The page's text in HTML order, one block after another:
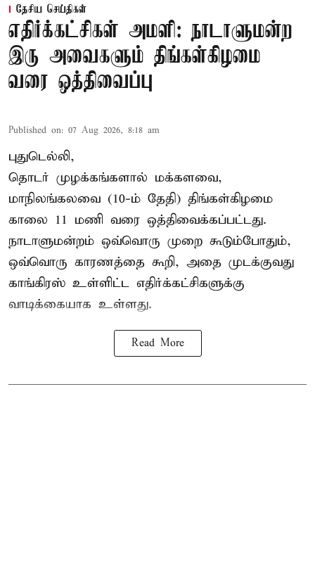
தேசிய செய்திகள்
எதிர்க்கட்சிகள் அமளி: நாடாளுமன்ற
இரு அவைகளும் திங்கள்கிழமை
வரை ஒத்திவைப்பு
Published on: 07 Aug 2026, 8:18 am
புதுடெல்லி,
தொடர் முழக்கங்களால் மக்களவை,
மாநிலங்கலவை (10-ம் தேதி) திங்கள்கிழமை
காலை 11 மணி வரை ஒத்திவைக்கப்பட்டது.
நாடாளுமன்றம் ஒவ்வொரு முறை கூடும்போதும்,
ஒவ்வொரு காரணத்தை கூறி, அதை முடக்குவது
காங்கிரஸ் உள்ளிட்ட எதிர்க்கட்சிகளுக்கு
வாடிக்கையாக உள்ளது.
Read More